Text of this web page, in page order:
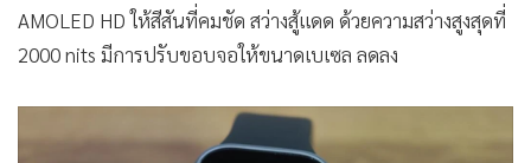
AMOLED HD ให้สีสันที่คมชัด สว่างสู้แดด ด้วยความสว่างสูงสุดที่
2000 nits มีการปรับขอบจอให้ขนาดเบเซล ลดลง